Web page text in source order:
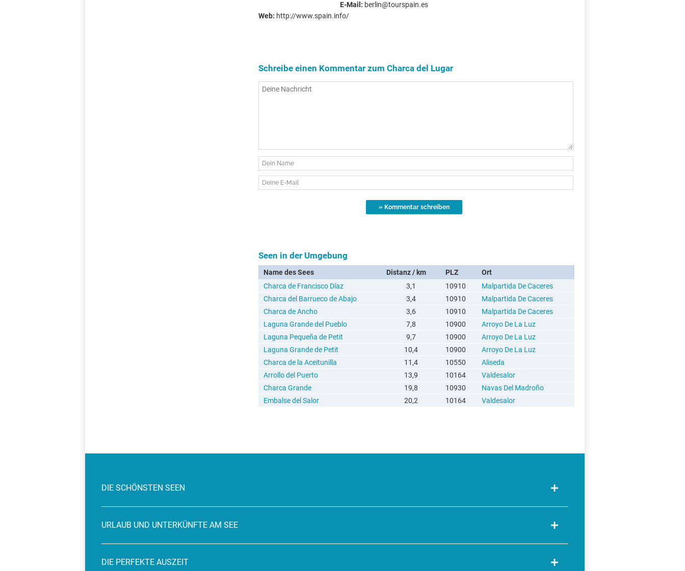
E-Mail: berlin@tourspain.es
Web: http://www.spain.info/
Schreibe einen Kommentar zum Charca del Lugar
Seen in der Umgebung
Name des Sees Distanz / km PLZ
Ort
Charca de Francisco Díaz
3,1 10910
Malpartida De Caceres
Charca del Barrueco de Abajo
3,4 10910
Malpartida De Caceres
Charca de Ancho
3,6 10910
Malpartida De Caceres
Laguna Grande del Pueblo
7,8 10900
Arroyo De La Luz
Laguna Pequeña de Petit
9,7 10900
Arroyo De La Luz
Laguna Grande de Petit
10,4 10900
Arroyo De La Luz
Charca de la Aceitunilla
11,4 10550
Aliseda
Arrollo del Puerto
13,9 10164
Valdesalor
Charca Grande
19,8 10930
Navas Del Madroño
Embalse del Salor
20,2 10164 Valdesalor
DIE SCHÖNSTEN SEEN
URLAUB UND UNTERKÜNFTE AM SEE
DIE PERFEKTE AUSZEIT